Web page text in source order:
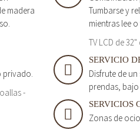
madera
Tumbarse y
mientras lee
TV LCD de
-
SERVICIO
Disfrute de
prendas, bajo
SERVICIOS
Zonas de